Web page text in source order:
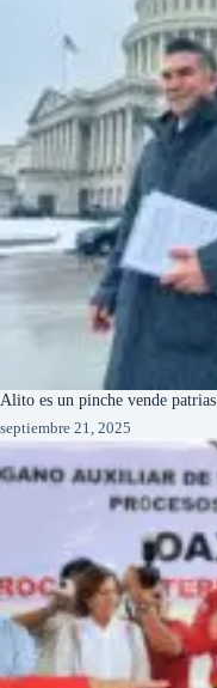
Alito es un pinche vende patrias
septiembre 21, 2025